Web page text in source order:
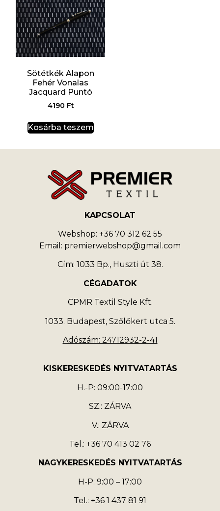
Sötétkék Alapon
Fehér Vonalas
Jacquard Puntó
4190 Ft
Kosárba teszem
KAPCSOLAT
Webshop: +36 70 312 62 55
Email: premierwebshop@gmail.com
Cím: 1033 Bp., Huszti út 38.
CÉGADATOK
CPMR Textil Style Kft.
1033. Budapest, Szőlőkert utca 5.
Adószám: 24712932-2-41
KISKERESKEDÉS NYITVATARTÁS
H.-P: 09:00-17:00
SZ.: ZÁRVA
V.: ZÁRVA
Tel.: +36 70 413 02 76
NAGYKERESKEDÉS NYITVATARTÁS
H-P: 9:00 – 17:00
Tel.: +36 1 437 81 91